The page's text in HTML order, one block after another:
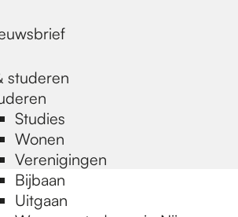
studeren
Studies
Wonen
Verenigingen
Bijbaan
Uitgaan